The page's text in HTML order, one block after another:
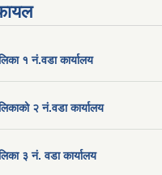
१ नं.वडा कार्यालय
२ नं.वडा कार्यालय
३ नं. वडा कार्यालय